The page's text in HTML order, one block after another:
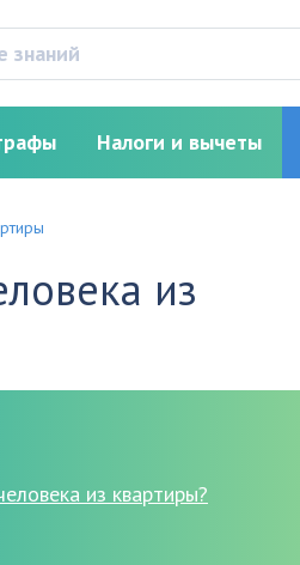
Налоги и вычеты
из
из квартиры?